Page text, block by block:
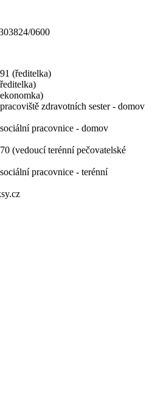
0600
(ředitelka)
zdravotních sester - domov
pracovnice - domov
(vedoucí terénní pečovatelské
pracovnice - terénní